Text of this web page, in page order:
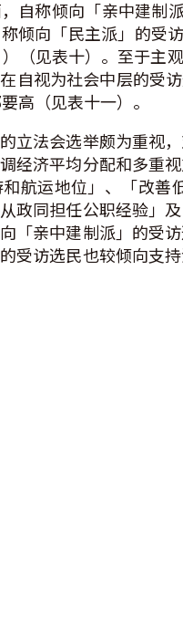
自称倾向「亲中建制
倾向「民主派」的受
（见表十）。至于
自视为社会中层的受
高（见表十一）。
立法会选举颇为重视
经济平均分配和多重
航运地位」、「改
政同担任公职经验」
「亲中建制派」的受
受访选民也较倾向支